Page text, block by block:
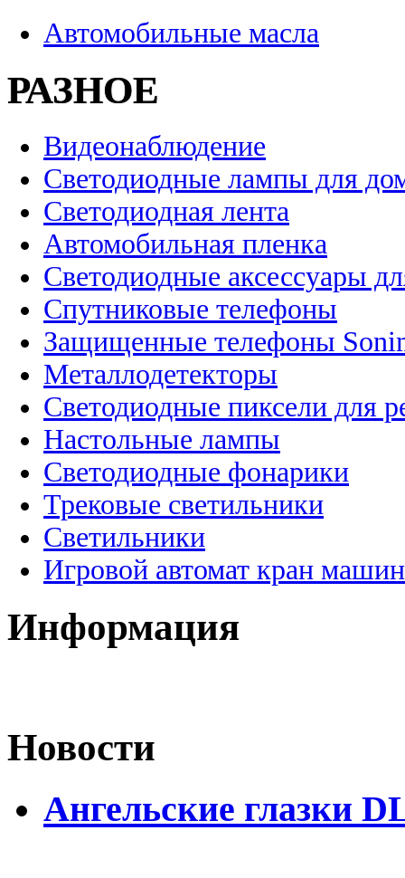
Автомобильные масла
РАЗНОЕ
Видеонаблюдение
Светодиодные лампы для
Светодиодная лента
Автомобильная пленка
Светодиодные аксессуары
Спутниковые телефоны
Защищенные телефоны
Металлодетекторы
Светодиодные пиксели для
Настольные лампы
Светодиодные фонарики
Трековые светильники
Светильники
Игровой автомат кран
Информация
Новости
Ангельские глазки